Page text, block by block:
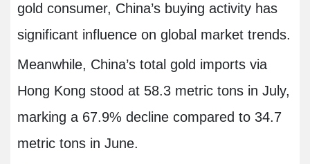
gold consumer, China’s buying activity has
significant influence on global market trends.
Meanwhile, China’s total gold imports via
Hong Kong stood at 58.3 metric tons in July,
marking a 67.9% decline compared to 34.7
metric tons in June.